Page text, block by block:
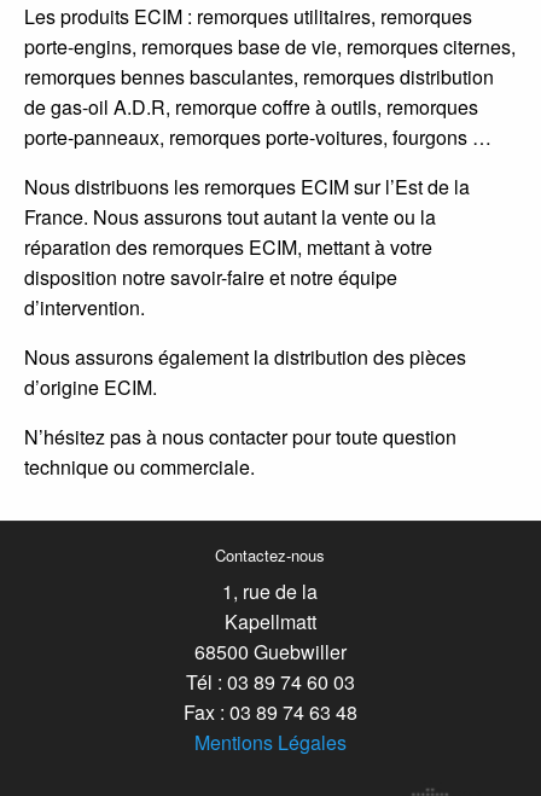
Les produits ECIM : remorques utilitaires, remorques
porte-engins, remorques base de vie, remorques citernes,
remorques bennes basculantes, remorques distribution
de gas-oil A.D.R, remorque coffre à outils, remorques
porte-panneaux, remorques porte-voitures, fourgons …
Nous distribuons les remorques ECIM sur l’Est de la
France. Nous assurons tout autant la vente ou la
réparation des remorques ECIM, mettant à votre
disposition notre savoir-faire et notre équipe
d’intervention.
Nous assurons également la distribution des pièces
d’origine ECIM.
N’hésitez pas à nous contacter pour toute question
technique ou commerciale.
Contactez-nous
1, rue de la
Kapellmatt
68500 Guebwiller
Tél : 03 89 74 60 03
Fax : 03 89 74 63 48
Mentions Légales